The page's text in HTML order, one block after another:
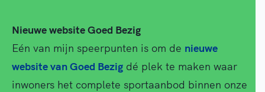
Nieuwe website Goed Bezig
Eén van mijn speerpunten is om de nieuwe
website van Goed Bezig dé plek te maken waar
inwoners het complete sportaanbod binnen onze